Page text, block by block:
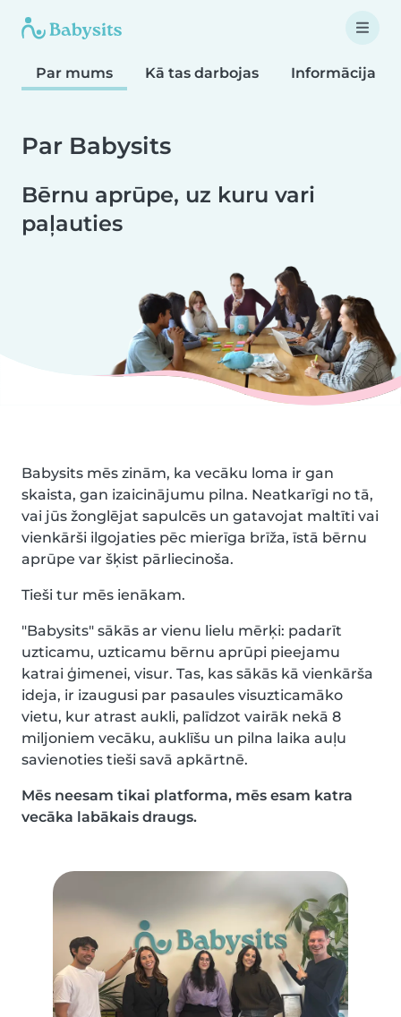
Par mums Kā tas darbojas Informācija
Par Babysits
Bērnu aprūpe, uz kuru vari
paļauties
Babysits mēs zinām, ka vecāku loma ir gan
skaista, gan izaicinājumu pilna. Neatkarīgi no tā,
vai jūs žonglējat sapulcēs un gatavojat maltīti vai
vienkārši ilgojaties pēc mierīga brīža, īstā bērnu
aprūpe var šķist pārliecinoša.
Tieši tur mēs ienākam.
"Babysits" sākās ar vienu lielu mērķi: padarīt
uzticamu, uzticamu bērnu aprūpi pieejamu
katrai ģimenei, visur. Tas, kas sākās kā vienkārša
ideja, ir izaugusi par pasaules visuzticamāko
vietu, kur atrast aukli, palīdzot vairāk nekā 8
miljoniem vecāku, auklīšu un pilna laika auļu
savienoties tieši savā apkārtnē.
Mēs neesam tikai platforma, mēs esam katra
vecāka labākais draugs.